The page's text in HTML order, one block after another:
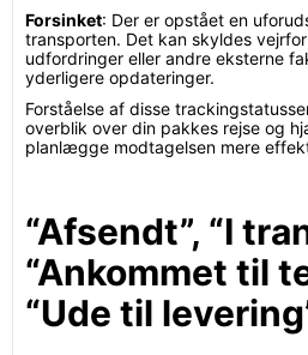
Forsinket: Der er opstået en
transporten. Det kan skyldes
udfordringer eller andre eksterne
yderligere opdateringer.
Forståelse af disse
overblik over din pakkes rejse og
planlægge modtagelsen mere
“Afsendt”, “I
“Ankommet til
“Ude til